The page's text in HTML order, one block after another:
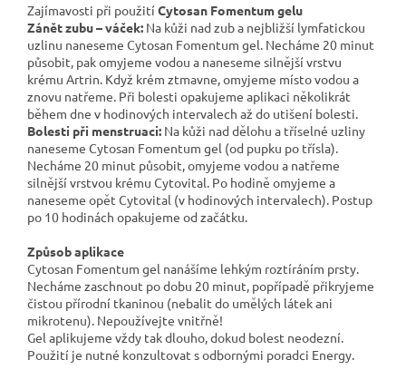
Zajímavosti při použití Cytosan Fomentum gelu
Zánět zubu – váček: Na kůži nad zub a nejbližší lymfatickou
uzlinu naneseme Cytosan Fomentum gel. Necháme 20 minut
působit, pak omyjeme vodou a naneseme silnější vrstvu
krému Artrin. Když krém ztmavne, omyjeme místo vodou a
znovu natřeme. Při bolesti opakujeme aplikaci několikrát
během dne v hodinových intervalech až do utišení bolesti.
Bolesti při menstruaci: Na kůži nad dělohu a tříselné uzliny
naneseme Cytosan Fomentum gel (od pupku po třísla).
Necháme 20 minut působit, omyjeme vodou a natřeme
silnější vrstvou krému Cytovital. Po hodině omyjeme a
naneseme opět Cytovital (v hodinových intervalech). Postup
po 10 hodinách opakujeme od začátku.
Způsob aplikace
Cytosan Fomentum gel nanášíme lehkým roztíráním prsty.
Necháme zaschnout po dobu 20 minut, popřípadě přikryjeme
čistou přírodní tkaninou (nebalit do umělých látek ani
mikrotenu). Nepoužívejte vnitřně!
Gel aplikujeme vždy tak dlouho, dokud bolest neodezní.
Použití je nutné konzultovat s odbornými poradci Energy.